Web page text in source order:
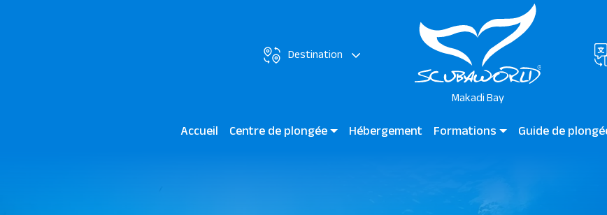
Destination
Makadi Bay
Accueil Centre de plongée Hébergement Formations Guide de